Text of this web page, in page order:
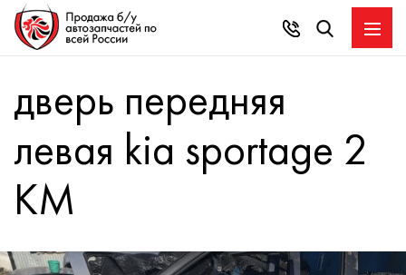
дверь передняя
левая kia sportage 2
KM